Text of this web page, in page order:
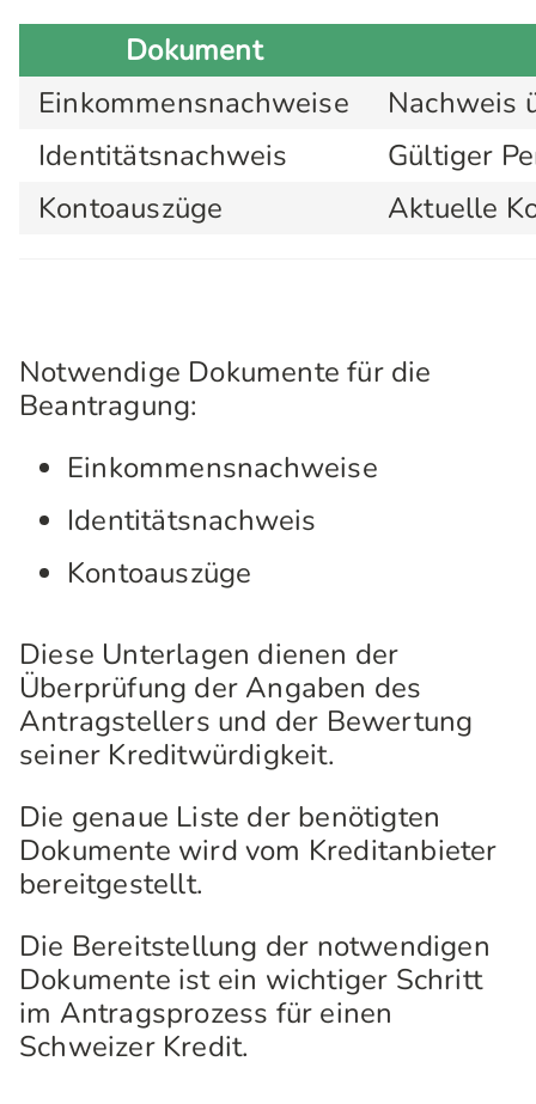
Dokument
Einkommensnachweise
Nachweis
Identitätsnachweis
Gültiger
Kontoauszüge
Aktuelle
Notwendige Dokumente für die
Beantragung:
Einkommensnachweise
Identitätsnachweis
Kontoauszüge
Diese Unterlagen dienen der
Überprüfung der Angaben des
Antragstellers und der Bewertung
seiner Kreditwürdigkeit.
Die genaue Liste der benötigten
Dokumente wird vom Kreditanbieter
bereitgestellt.
Die Bereitstellung der notwendigen
Dokumente ist ein wichtiger Schritt
im Antragsprozess für einen
Schweizer Kredit.